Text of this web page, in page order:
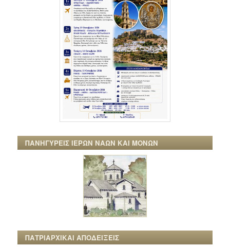
ΠΑΝΗΓΥΡΕΙΣ ΙΕΡΩΝ ΝΑΩΝ ΚΑΙ ΜΟΝΩΝ
ΠΑΤΡΙΑΡΧΙΚΑΙ ΑΠΟΔΕΙΞΕΙΣ